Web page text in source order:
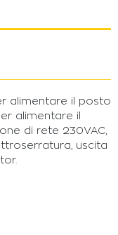
alimentare il posto
alimentare il
di rete 230VAC,
uscita